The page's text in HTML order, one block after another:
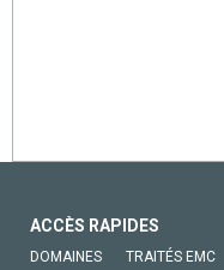
ACCÈS RAPIDES
DOMAINES TRAITÉS EMC